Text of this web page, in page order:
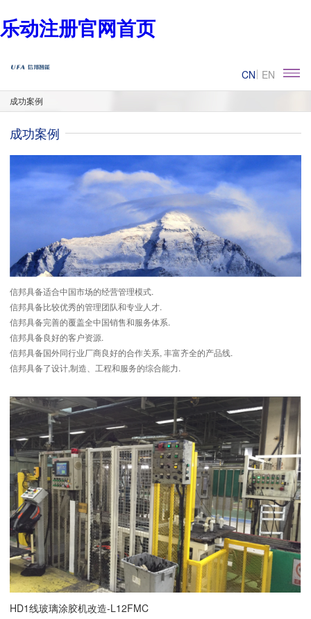
乐动注册官网首页
CN EN
成功案例
成功案例
信邦具备适合中国市场的经营管理模式.
信邦具备比较优秀的管理团队和专业人才.
信邦具备完善的覆盖全中国销售和服务体系.
信邦具备良好的客户资源.
信邦具备国外同行业厂商良好的合作关系, 丰富齐全的产品线.
信邦具备了设计,制造、工程和服务的综合能力.
HD1线玻璃涂胶机改造-L12FMC